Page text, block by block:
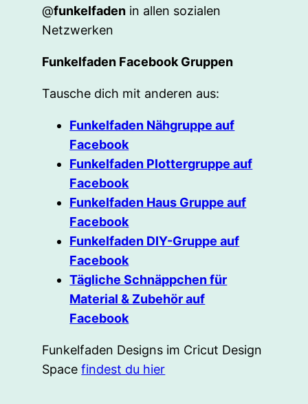
@funkelfaden in allen sozialen
Netzwerken
Funkelfaden Facebook Gruppen
Tausche dich mit anderen aus:
Funkelfaden Nähgruppe auf
Facebook
Funkelfaden Plottergruppe auf
Facebook
Funkelfaden Haus Gruppe auf
Facebook
Funkelfaden DIY-Gruppe auf
Facebook
Tägliche Schnäppchen für
Material & Zubehör auf
Facebook
Funkelfaden Designs im Cricut Design
Spacefindest du hier